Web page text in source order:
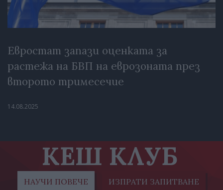
Евростат запази оценката за
растежа на БВП на еврозоната през
второто тримесечие
14.08.2025
КЕШ КЛУБ
НАУЧИ ПОВЕЧЕ ИЗПРАТИ ЗАПИТВАНЕ